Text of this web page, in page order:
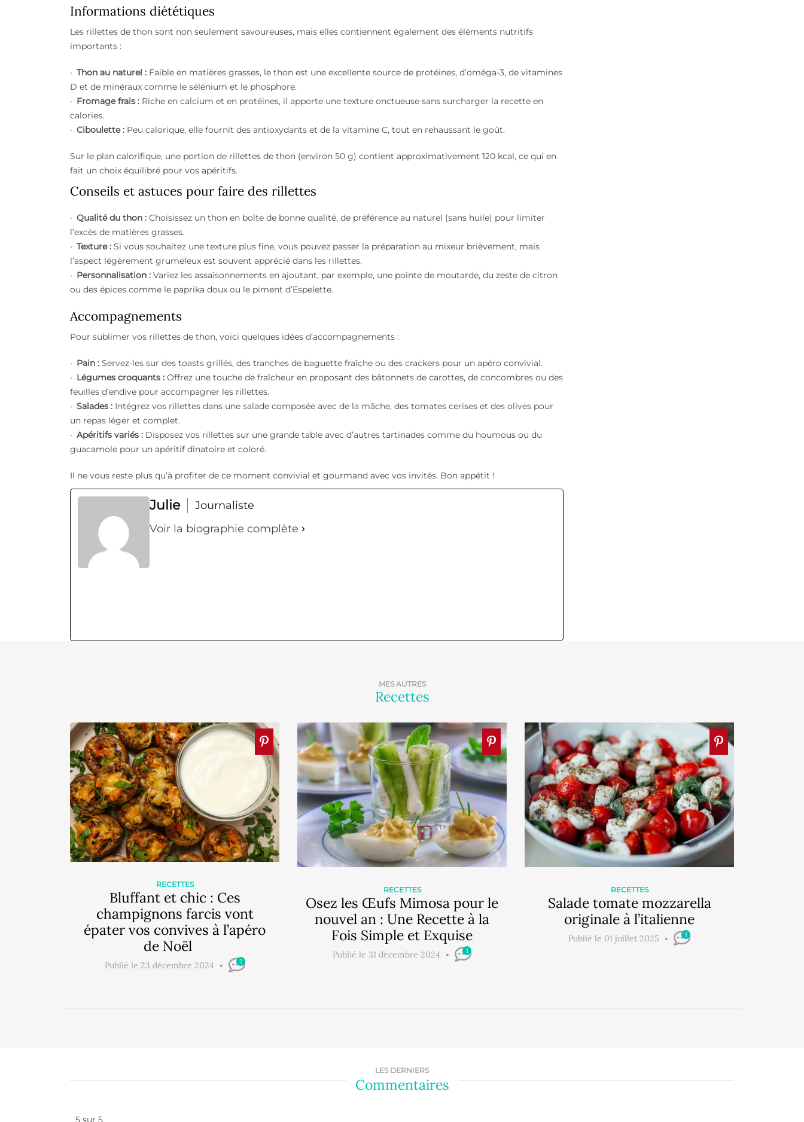
Informations diététiques
Les rillettes de thon sont non seulement savoureuses, mais elles contiennent également des éléments nutritifs
importants :
Thon au naturel : Faible en matières grasses, le thon est une excellente source de protéines, d’oméga-3, de vitamines
D et de minéraux comme le sélénium et le phosphore.
Fromage frais : Riche en calcium et en protéines, il apporte une texture onctueuse sans surcharger la recette en
calories.
Ciboulette : Peu calorique, elle fournit des antioxydants et de la vitamine C, tout en rehaussant le goût.
Sur le plan calorifique, une portion de rillettes de thon (environ 50 g) contient approximativement 120 kcal, ce qui en
fait un choix équilibré pour vos apéritifs.
Conseils et astuces pour faire des rillettes
Qualité du thon : Choisissez un thon en boîte de bonne qualité, de préférence au naturel (sans huile) pour limiter
l’excès de matières grasses.
Texture : Si vous souhaitez une texture plus fine, vous pouvez passer la préparation au mixeur brièvement, mais
l’aspect légèrement grumeleux est souvent apprécié dans les rillettes.
Personnalisation : Variez les assaisonnements en ajoutant, par exemple, une pointe de moutarde, du zeste de citron
ou des épices comme le paprika doux ou le piment d’Espelette.
Accompagnements
Pour sublimer vos rillettes de thon, voici quelques idées d’accompagnements :
Pain : Servez-les sur des toasts grillés, des tranches de baguette fraîche ou des crackers pour un apéro convivial.
Légumes croquants : Offrez une touche de fraîcheur en proposant des bâtonnets decarottes, de concombres ou des
feuilles d’endive pour accompagner les rillettes.
Salades : Intégrez vos rillettes dans une salade composée avec de la mâche, des tomates cerises et des olives pour
un repas léger et complet.
Apéritifs variés : Disposez vos rillettes sur une grande table avec d’autres tartinades comme du houmous ou du
guacamole pour un apéritif dinatoire et coloré.
Il ne vous reste plus qu’à profiter de ce moment convivial et gourmand avec vos invités. Bon appétit !
Julie
Journaliste
Voir la biographie complète
MES AUTRES
Recettes
RECETTES
Bluffant et chic : Ces
champignons farcis vont
épater vos convives à l’apéro
de Noël
Publié le 23 décembre 2024 2
RECETTES
Osez les Œufs Mimosa pour le
nouvel an : Une Recette à la
Fois Simple et Exquise
Publié le 31 décembre 2024 1
RECETTES
Salade tomate mozzarella
originale à l’italienne
Publié le 01 juillet 2025 1
LES DERNIERS
Commentaires